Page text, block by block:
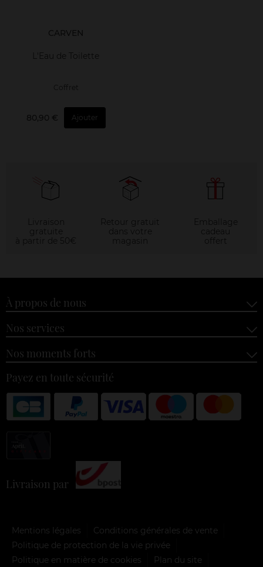
CARVEN
L'Eau de Toilette
Coffret
80,90 € Ajouter
À propos de nous
Nos services
Nos moments forts
Payez en toute sécurité
Livraison par
Mentions légales
Conditions générales de vente
Politique de protection de la vie privée
Politique en matière de cookies
Plan du site